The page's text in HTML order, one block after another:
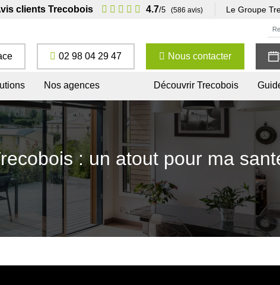
clients Trecobois 4.7/5 (586 avis) Le Groupe
02 98 04 29 47 Nous contacter
Nos agences Découvrir Trecobois
: un atout pour ma